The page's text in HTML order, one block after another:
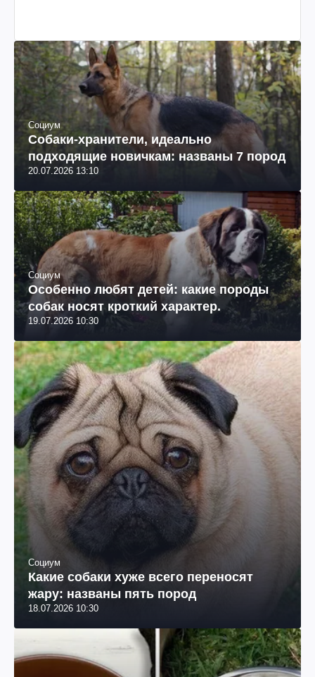
Социум
Собаки-хранители, идеально
подходящие новичкам: названы 7 пород
20.07.2026 13:10
Социум
Особенно любят детей: какие породы
собак носят кроткий характер.
19.07.2026 10:30
Социум
Какие собаки хуже всего переносят
жару: названы пять пород
18.07.2026 10:30